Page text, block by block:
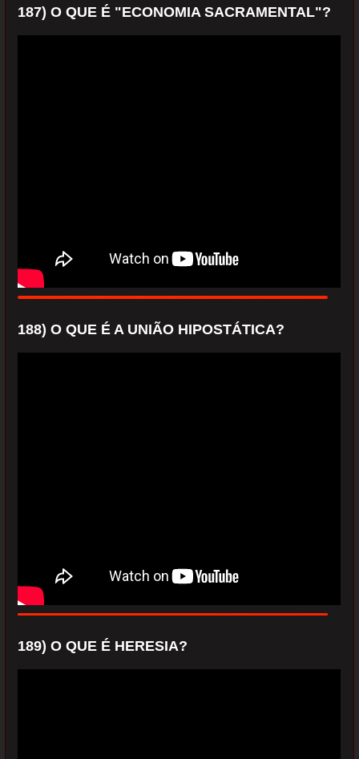
187) O QUE É "ECONOMIA SACRAMENTAL"?
188) O QUE É A UNIÃO HIPOSTÁTICA?
189) O QUE É HERESIA?